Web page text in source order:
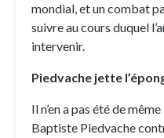
mondial, et un combat
suivre au cours duquel
intervenir.
Piedvache jette
Il n’en a pas été de
Baptiste Piedvache